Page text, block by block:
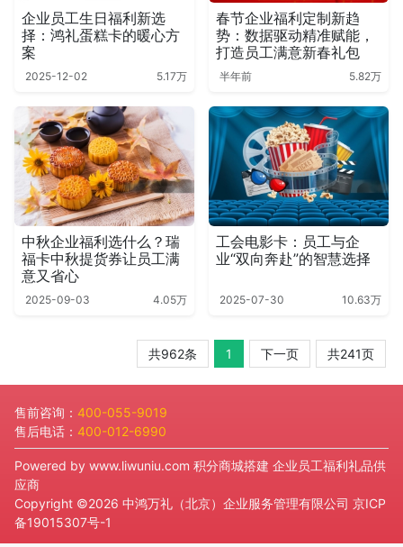
企业员工生日福利新选
择：鸿礼蛋糕卡的暖心方
案
2025-12-02 5.17万
春节企业福利定制新趋
势：数据驱动精准赋能，
打造员工满意新春礼包
半年前 5.82万
中秋企业福利选什么？瑞
福卡中秋提货券让员工满
意又省心
2025-09-03 4.05万
工会电影卡：员工与企
业“双向奔赴”的智慧选择
2025-07-30 10.63万
共962条 1 下一页 共241页
售前咨询： 400-055-9019
售后电话： 400-012-6990
Powered by www.liwuniu.com 积分商城搭建 企业员工福利礼品供
应商
Copyright ©2026 中鸿万礼（北京）企业服务管理有限公司 京ICP
备19015307号-1